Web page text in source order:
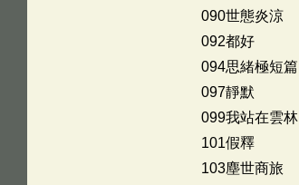
090世態炎涼
092都好
094思緒極短篇
097靜默
099我站在雲林
101假釋
103塵世商旅